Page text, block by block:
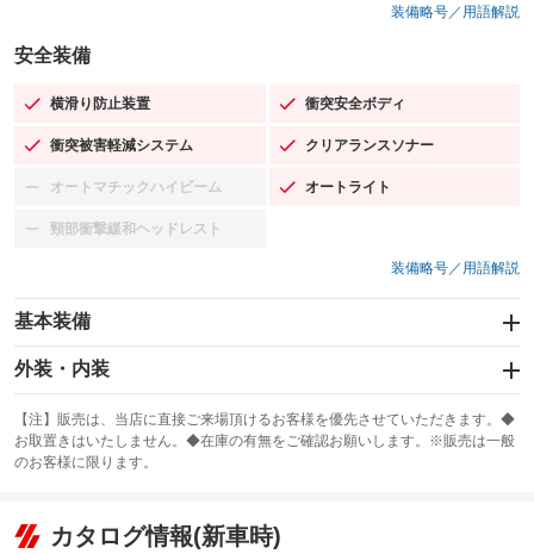
装備略号／用語解説
安全装備
横滑り防止装置
：装備あり 衝突安全ボディ
：装備あり
衝突被害軽減システム
：装備あり クリアランスソナー
：装備あり
オートマチックハイビーム
：装備なし オートライト
：装備あり
頸部衝撃緩和ヘッドレスト
：装備なし
装備略号／用語解説
基本装備
エアバッグ：運転席/助手席/サイド
：装備あり
：装備なし
サンルーフ
：装備なし ABS
リフトアップ
：装備なし
外装・内装
カーナビ
：装備なし
TV
：装備なし
ビジュアル
：装備なし
【注】販売は、当店に直接ご来場頂けるお客様を優先させていただきます。◆
お取置きはいたしません。◆在庫の有無をご確認お願いします。※販売は一般
のお客様に限ります。
カタログ情報(新車時)